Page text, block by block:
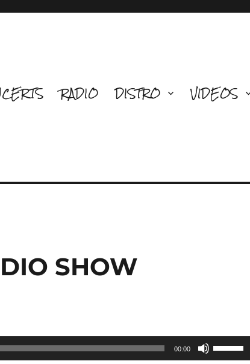
RADIO DISTRO VIDEOS
SHOW
00:00
Utilisez
les